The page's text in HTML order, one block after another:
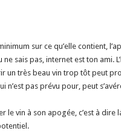
sur ce qu’elle contient,
sais pas, internet est ton ami.
un très beau vin trop tôt peut
pas prévu pour, peut
le vin à son apogée, c’est à